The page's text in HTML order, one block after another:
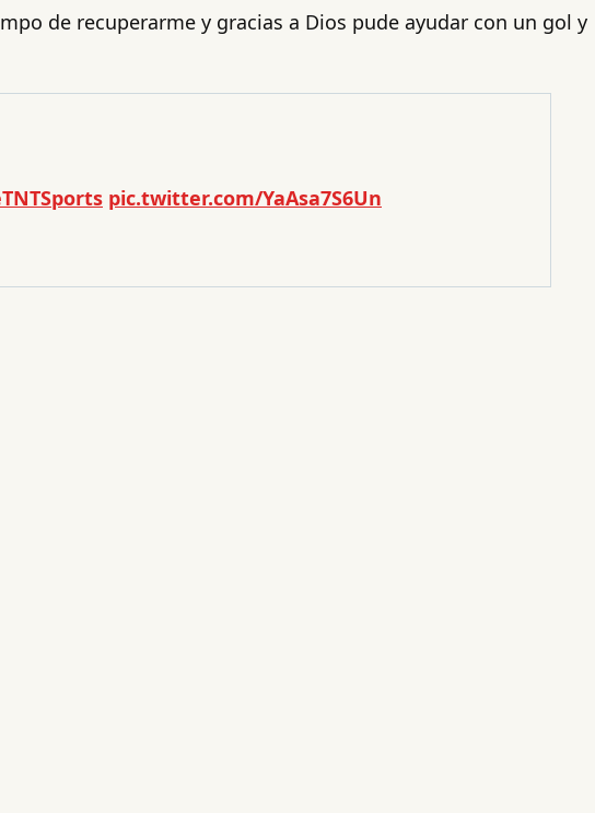
de recuperarme y gracias a Dios pude ayudar con un gol y
pic.twitter.com/YaAsa7S6Un